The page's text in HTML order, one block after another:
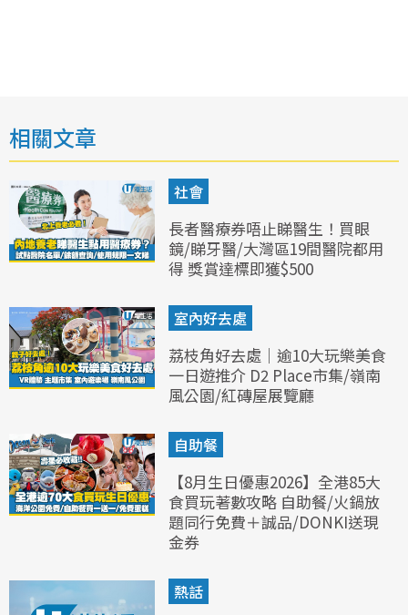
相關文章
社會
長者醫療券唔止睇醫生！買眼
鏡/睇牙醫/大灣區19間醫院都用
得 獎賞達標即獲$500
室內好去處
荔枝角好去處｜逾10大玩樂美食
一日遊推介 D2 Place市集/嶺南
風公園/紅磚屋展覽廳
自助餐
【8月生日優惠2026】全港85大
食買玩著數攻略 自助餐/火鍋放
題同行免費＋誠品/DONKI送現
金券
熱話